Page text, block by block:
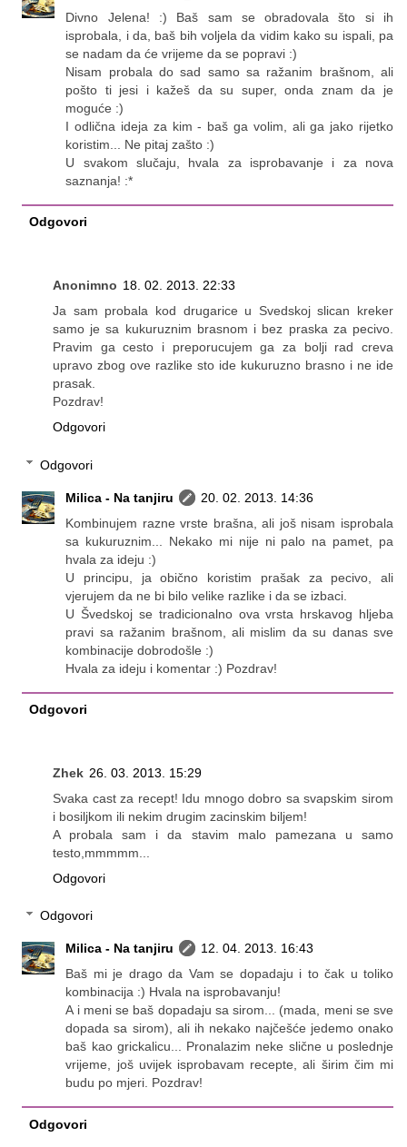
Divno Jelena! :) Baš sam se obradovala što si ih
isprobala, i da, baš bih voljela da vidim kako su ispali, pa
se nadam da će vrijeme da se popravi :)
Nisam probala do sad samo sa ražanim brašnom, ali
pošto ti jesi i kažeš da su super, onda znam da je
moguće :)
I odlična ideja za kim - baš ga volim, ali ga jako rijetko
koristim... Ne pitaj zašto :)
U svakom slučaju, hvala za isprobavanje i za nova
saznanja! :*
Odgovori
Anonimno 18. 02. 2013. 22:33
Ja sam probala kod drugarice u Svedskoj slican kreker
samo je sa kukuruznim brasnom i bez praska za pecivo.
Pravim ga cesto i preporucujem ga za bolji rad creva
upravo zbog ove razlike sto ide kukuruzno brasno i ne ide
prasak.
Pozdrav!
Odgovori
Odgovori
Milica - Na tanjiru
20. 02. 2013. 14:36
Kombinujem razne vrste brašna, ali još nisam isprobala
sa kukuruznim... Nekako mi nije ni palo na pamet, pa
hvala za ideju :)
U principu, ja obično koristim prašak za pecivo, ali
vjerujem da ne bi bilo velike razlike i da se izbaci.
U Švedskoj se tradicionalno ova vrsta hrskavog hljeba
pravi sa ražanim brašnom, ali mislim da su danas sve
kombinacije dobrodošle :)
Hvala za ideju i komentar :) Pozdrav!
Odgovori
Zhek 26. 03. 2013. 15:29
Svaka cast za recept! Idu mnogo dobro sa svapskim sirom
i bosiljkom ili nekim drugim zacinskim biljem!
A probala sam i da stavim malo pamezana u samo
testo,mmmmm...
Odgovori
Odgovori
Milica - Na tanjiru
12. 04. 2013. 16:43
Baš mi je drago da Vam se dopadaju i to čak u toliko
kombinacija :) Hvala na isprobavanju!
A i meni se baš dopadaju sa sirom... (mada, meni se sve
dopada sa sirom), ali ih nekako najčešće jedemo onako
baš kao grickalicu... Pronalazim neke slične u poslednje
vrijeme, još uvijek isprobavam recepte, ali širim čim mi
budu po mjeri. Pozdrav!
Odgovori